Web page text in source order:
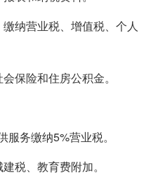
纳营业税、增值税、个人
保险和住房公积金。
务缴纳5%营业税。
税、教育费附加。